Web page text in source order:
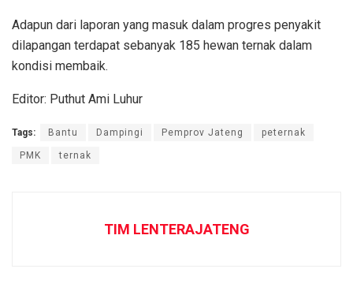
Adapun dari laporan yang masuk dalam progres penyakit
dilapangan terdapat sebanyak 185 hewan ternak dalam
kondisi membaik.
Editor: Puthut Ami Luhur
Tags: Bantu Dampingi Pemprov Jateng peternak
PMK ternak
TIM LENTERAJATENG